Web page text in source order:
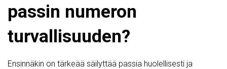
passin numeron
turvallisuuden?
Ensinnäkin on tärkeää säilyttää passia huolellisesti ja